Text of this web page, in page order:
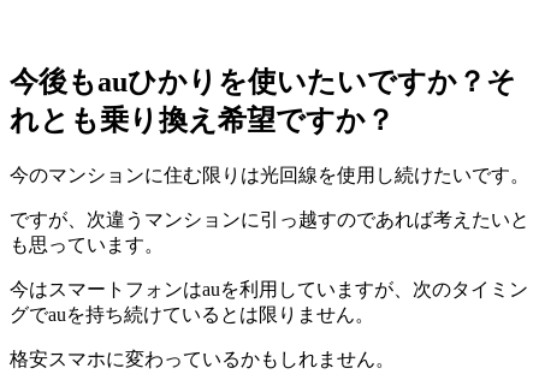
今後もauひかりを使いたいですか？そ
れとも乗り換え希望ですか？
今のマンションに住む限りは光回線を使用し続けたいです。
ですが、次違うマンションに引っ越すのであれば考えたいと
も思っています。
今はスマートフォンはauを利用していますが、次のタイミン
グでauを持ち続けているとは限りません。
格安スマホに変わっているかもしれません。